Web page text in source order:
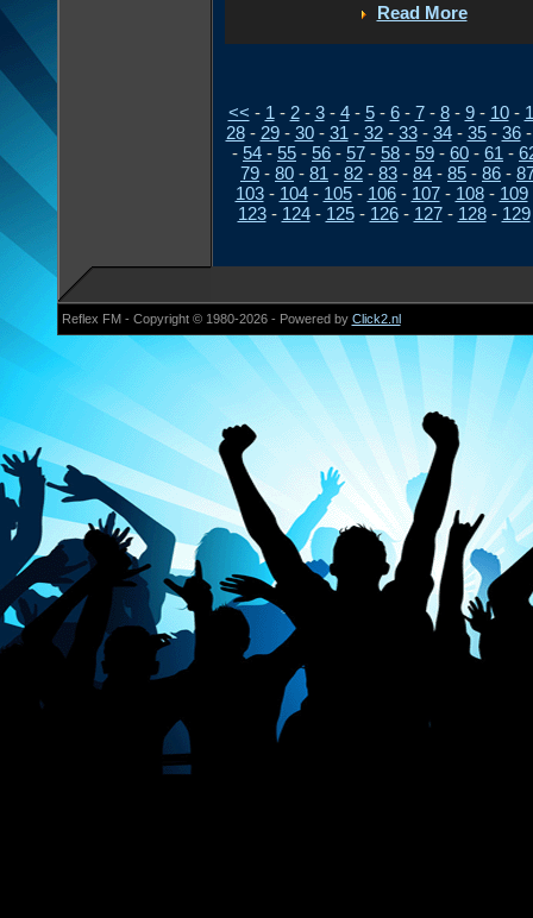
Read More
<< - 1 - 2- 3- 4- 5- 6- 7- 8- 9- 10-
28- 29- 30- 31 - 32- 33- 34- 35- 36
- 54 - 55 - 56 - 57 - 58 - 59 - 60 - 61 -
79 - 80 - 81 - 82 - 83 - 84 - 85 - 86 -
103- 104- 105- 106- 107- 108- 109
123- 124- 125- 126- 127- 128- 129
Reflex FM - Copyright © 1980-2026 - Powered by Click2.nl